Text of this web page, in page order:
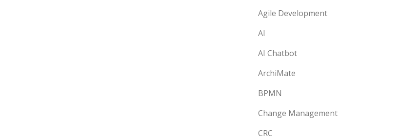
Agile Development
AI
AI Chatbot
ArchiMate
BPMN
Change Management
CRC